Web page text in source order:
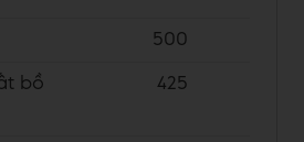
500
bồ
425